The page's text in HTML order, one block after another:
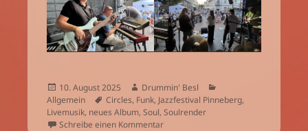
Veröffentlicht
am
10. August 2025 Autor
Drummin' Besl
Allgemein
Schlagwörter
Circles, Funk, Jazzfestival Pinneberg,
Livemusik, neues Album,Soul,Soulrender
Schreibe einen Kommentarzu Ein wunderbarer Abend in